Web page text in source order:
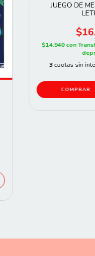
JUEGO DE
$14.940con
3 cuotas sin